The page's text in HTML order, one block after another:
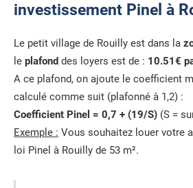
investissement Pinel à
Le petit village de Rouilly est dans la
le plafond des loyers est de : 10.51€
A ce plafond, on ajoute le coefficient
calculé comme suit (plafonné à 1,2) :
Coefficient Pinel = 0,7 + (19/S) (S =
Exemple : Vous souhaitez louer votre
loi Pinel à Rouilly de 53 m².